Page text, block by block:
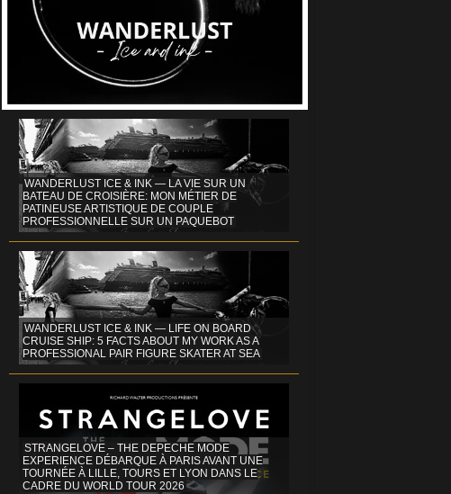
WANDERLUST ICE & INK — LA VIE SUR UN
BATEAU DE CROISIÈRE: MON MÉTIER DE
PATINEUSE ARTISTIQUE DE COUPLE
PROFESSIONNELLE SUR UN PAQUEBOT
WANDERLUST ICE & INK — LIFE ON BOARD
CRUISE SHIP: 5 FACTS ABOUT MY WORK AS A
PROFESSIONAL PAIR FIGURE SKATER AT SEA
STRANGELOVE – THE DEPECHE MODE
EXPERIENCE DÉBARQUE À PARIS AVANT UNE
TOURNÉE À LILLE, TOURS ET LYON DANS LE
CADRE DU WORLD TOUR 2026